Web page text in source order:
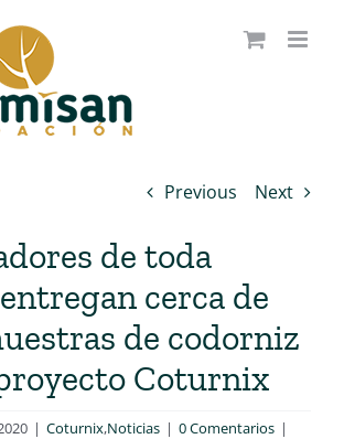
Previous Next
de toda
cerca de
de codorniz
Coturnix
| Coturnix,Noticias | 0 Comentarios |